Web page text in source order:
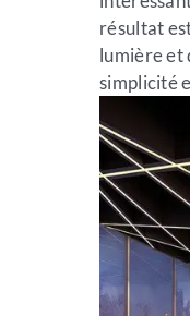
résultat
lumière et
simplicité